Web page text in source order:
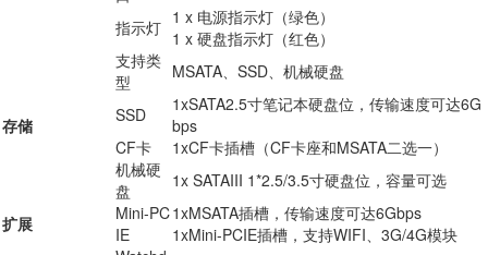
指示灯 1 x 电源指示灯（绿色）
1 x 硬盘指示灯（红色）
存储
支持类
型
MSATA、SSD、机械硬盘
SSD
1xSATA2.5寸笔记本硬盘位，传输速度可达6G
bps
CF卡
1xCF卡插槽（CF卡座和MSATA二选一）
机械硬
盘
1x SATAIII 1*2.5/3.5寸硬盘位，容量可选
扩展
Mini-PC
IE
1xMSATA插槽，传输速度可达6Gbps
1xMini-PCIE插槽，支持WIFI、3G/4G模块